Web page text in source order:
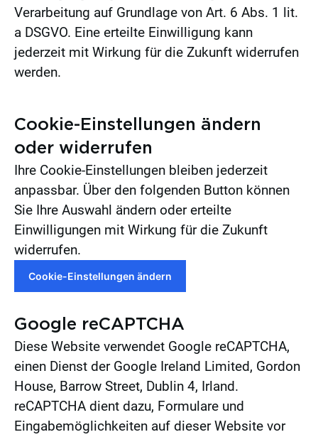
Verarbeitung auf Grundlage von Art. 6 Abs. 1 lit.
a DSGVO. Eine erteilte Einwilligung kann
jederzeit mit Wirkung für die Zukunft widerrufen
werden.
Cookie-Einstellungen ändern
oder widerrufen
Ihre Cookie-Einstellungen bleiben jederzeit
anpassbar. Über den folgenden Button können
Sie Ihre Auswahl ändern oder erteilte
Einwilligungen mit Wirkung für die Zukunft
widerrufen.
Cookie-Einstellungen ändern
Google reCAPTCHA
Diese Website verwendet Google reCAPTCHA,
einen Dienst der Google Ireland Limited, Gordon
House, Barrow Street, Dublin 4, Irland.
reCAPTCHA dient dazu, Formulare und
Eingabemöglichkeiten auf dieser Website vor